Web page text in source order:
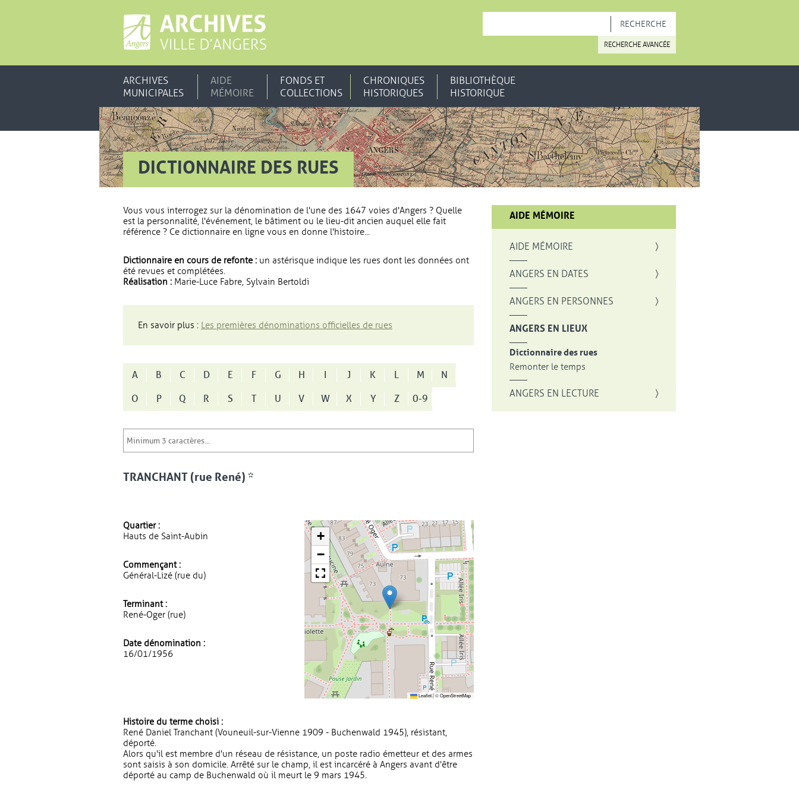
RECHERCHE AVANCÉE
ARCHIVES
MUNICIPALES
AIDE
MÉMOIRE
FONDS ET
COLLECTIONS
CHRONIQUES
HISTORIQUES
BIBLIOTHÈQUE
HISTORIQUE
DICTIONNAIRE DES RUES
Vous vous interrogez sur la dénomination de l'une des 1647 voies d'Angers ? Quelle
est la personnalité, l'événement, le bâtiment ou le lieu-dit ancien auquel elle fait
référence ? Ce dictionnaire en ligne vous en donne l'histoire...
Dictionnaire en cours de refonte : un astérisque indique les rues dont les données ont
été revues et complétées.
Réalisation : Marie-Luce Fabre, Sylvain Bertoldi
En savoir plus : Les premières dénominations officielles de rues
A B C D E F G H I J K L M
N
O
P Q R S T U V W X Y Z 0-9
TRANCHANT (rue René) *
Quartier :
Hauts de Saint-Aubin
Commençant :
Général-Lizé (rue du)
Terminant :
René-Oger (rue)
Date dénomination :
16/01/1956
+
−
Leaflet|©OpenStreetMap
Histoire du terme choisi :
René Daniel Tranchant (Vouneuil-sur-Vienne 1909 - Buchenwald 1945), résistant,
déporté.
Alors qu'il est membre d'un réseau de résistance, un poste radio émetteur et des armes
sont saisis à son domicile. Arrêté sur le champ, il est incarcéré à Angers avant d'être
déporté au camp de Buchenwald où il meurt le 9 mars 1945.
AIDE MÉMOIRE
AIDE MÉMOIRE
ANGERS EN DATES
ANGERS EN PERSONNES
ANGERS EN LIEUX
Dictionnaire des rues
Remonter le temps
ANGERS EN LECTURE